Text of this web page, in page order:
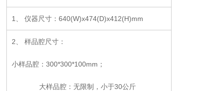
1、 仪器尺寸：640(W)x474(D)x412(H)mm
2、 样品腔尺寸：
小样品腔：300*300*100mm；
大样品腔：无限制，小于30公斤